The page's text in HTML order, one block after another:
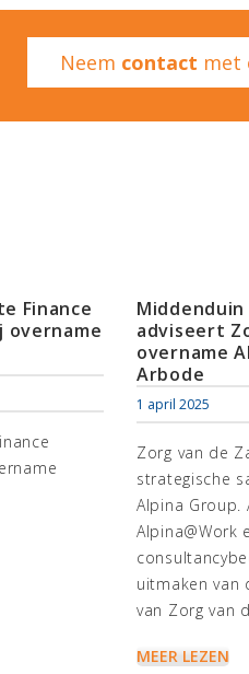
Neem contact met
Finance
overname
adviseert
overname
Arbode
1 april 2025
Zorg van de
strategische
Alpina Group.
Alpina@Work
uitmaken van
van Zorg van
MEER LEZEN